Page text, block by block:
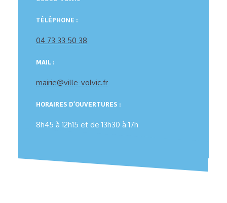
TÉLÉPHONE :
04 73 33 50 38
MAIL :
mairie@ville-volvic.fr
HORAIRES D’OUVERTURES :
8h45 à 12h15 et de 13h30 à 17h